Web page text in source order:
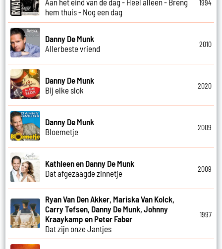
hem thuis - Nog een dag
1994
Danny De Munk
Allerbeste vriend
2010
Danny De Munk
Bij elke slok
2020
Danny De Munk
Bloemetje
2009
Kathleen en Danny De Munk
Dat afgezaagde zinnetje
2009
Ryan Van Den Akker, Mariska Van Kolck,
Carry Tefsen, Danny De Munk, Johnny
Kraaykamp en Peter Faber
Dat zijn onze Jantjes
1997